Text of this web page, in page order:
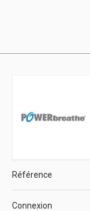
Référence
Connexion